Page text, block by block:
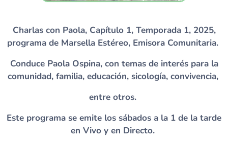
Charlas con Paola, Capítulo 1, Temporada 1, 2025,
programa de Marsella Estéreo, Emisora Comunitaria.
Conduce Paola Ospina, con temas de interés para la
comunidad, familia, educación, sicología, convivencia,
entre otros.
Este programa se emite los sábados a la 1 de la tarde
en Vivo y en Directo.